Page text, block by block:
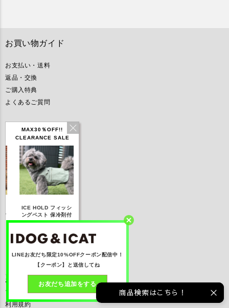
MAX30％OFF!!
CLEARANCE SALE
剤付
ッククーラー 保冷剤
付
円(税込み)
詳しく見る
UVカット
詳しく見る
お買い物ガイド
お支払い・送料
返品・交換
ご購入特典
よくあるご質問
サポートメニュー
お洋服のサイズについて
お洋服の着せ方
モデルサイズ一覧
モデル募集について
プレスリリース
取扱い店舗募集
基本情報
お問い合わせ
プライバシーポリシー
利用規約
LINEお友だち限定10%OFFクーポン配信中！
【クーポン】と送信してね
お友だち追加をする
商品検索はこちら！